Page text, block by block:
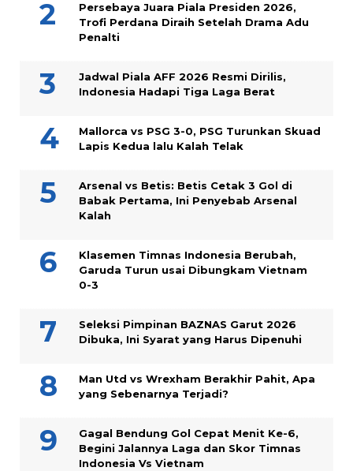
Persebaya Juara Piala Presiden 2026,
Trofi Perdana Diraih Setelah Drama Adu
Penalti
Jadwal Piala AFF 2026 Resmi Dirilis,
Indonesia Hadapi Tiga Laga Berat
Mallorca vs PSG 3-0, PSG Turunkan Skuad
Lapis Kedua lalu Kalah Telak
Arsenal vs Betis: Betis Cetak 3 Gol di
Babak Pertama, Ini Penyebab Arsenal
Kalah
Klasemen Timnas Indonesia Berubah,
Garuda Turun usai Dibungkam Vietnam
0-3
Seleksi Pimpinan BAZNAS Garut 2026
Dibuka, Ini Syarat yang Harus Dipenuhi
Man Utd vs Wrexham Berakhir Pahit, Apa
yang Sebenarnya Terjadi?
Gagal Bendung Gol Cepat Menit Ke-6,
Begini Jalannya Laga dan Skor Timnas
Indonesia Vs Vietnam